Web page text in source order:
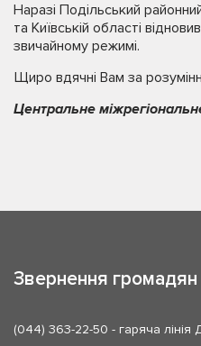
Наразі Подільський
та Київській області
звичайному режимі.
Щиро вдячні Вам за
Центральне
Звернення громадян
(044) 363-22-50 - гаряча лінія